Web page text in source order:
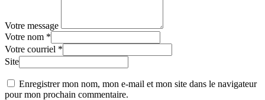
Votre message
Votre nom *
Votre courriel *
Site
Enregistrer mon nom, mon e-mail et mon site dans le navigateur
pour mon prochain commentaire.